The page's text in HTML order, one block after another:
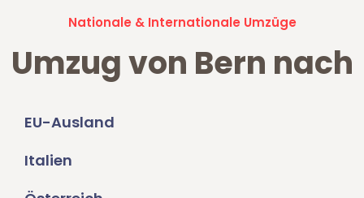
Nationale & Internationale Umzüge
Umzug von Bern nach
EU-Ausland
Italien